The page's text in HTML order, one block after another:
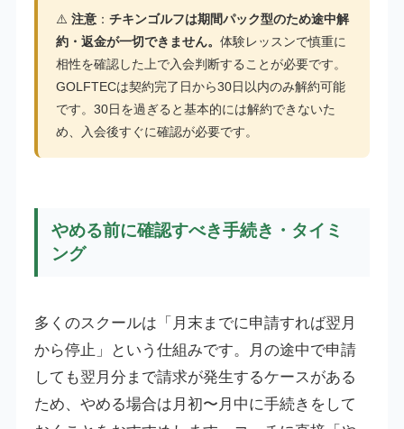
⚠️ 注意： チキンゴルフは期間パック型のため途中解
約・返金が一切できません。 体験レッスンで慎重に
相性を確認した上で入会判断することが必要です。
GOLFTECは契約完了日から30日以内のみ解約可能
です。30日を過ぎると基本的には解約できないた
め、入会後すぐに確認が必要です。
やめる前に確認すべき手続き・タイミ
ング
多くのスクールは「月末までに申請すれば翌月
から停止」という仕組みです。月の途中で申請
しても翌月分まで請求が発生するケースがある
ため、やめる場合は月初〜月中に手続きをして